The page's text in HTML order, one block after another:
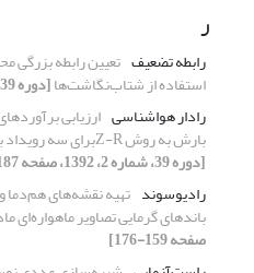
ر
رابطه تضعیف تعیین رابطه بزرگی
استفاده از شتاب‌نگاشت‌‌ها[دوره 39، شماره 3، 1392، صفحه 1-14]
رادار هواشناسی ارزیابی
بارش به روش Z-Rبرای سه رویداد بارش سال‌های 2010 و 2011
[دوره 39، شماره 2، 1392، صفحه 187-204]
رادیوسوند تهیه نقشه‌های هم‌دما
باندهای گرمایی تصاویر ماهواره‌ای
صفحه 159-176]